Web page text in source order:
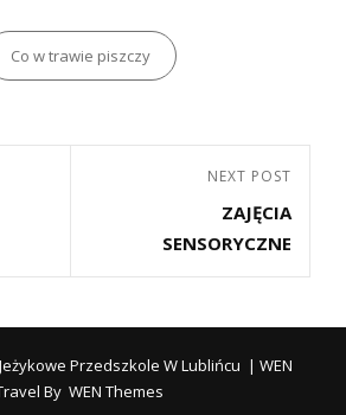
Co w trawie piszczy
NEXT POST
ZAJĘCIA
SENSORYCZNE
Jeżykowe Przedszkole W Lublińcu | WEN
By WEN Themes